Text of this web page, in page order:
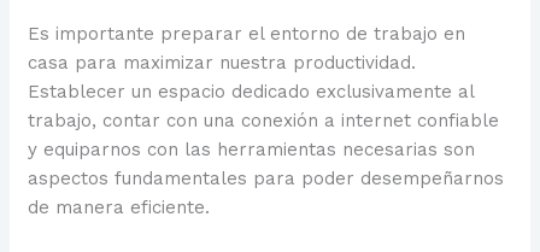
Es importante preparar el entorno de trabajo en
casa para maximizar nuestra productividad.
Establecer un espacio dedicado exclusivamente al
trabajo, contar con una conexión a internet confiable
y equiparnos con las herramientas necesarias son
aspectos fundamentales para poder desempeñarnos
de manera eficiente.